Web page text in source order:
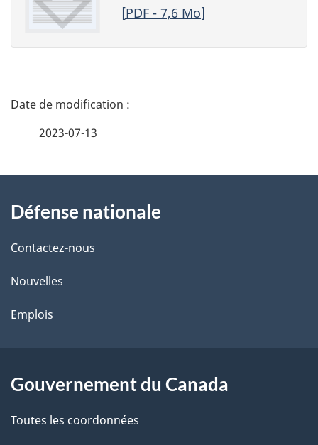
[PDF- 7,6 Mo]
D
i
l
s
d
l
2023-07-13
propos
de
ce
site
Défense nationale
Contactez-nous
Nouvelles
Emplois
Gouvernement du Canada
Toutes les coordonnées